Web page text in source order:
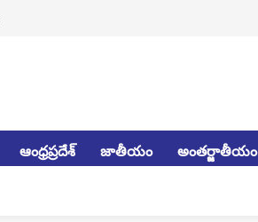
ఆంధ్రప్రదేశ్ జాతీయం అంతర్జాతీయం